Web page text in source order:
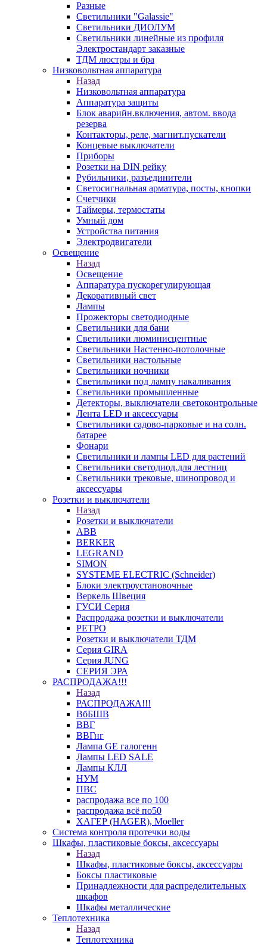
Разные
Светильники "Galassie"
Светильники ДИОЛУМ
Светильники линейные из профиля
Электростандарт заказные
ТДМ люстры и бра
Низковольтная аппаратура
Назад
Низковольтная аппаратура
Аппаратура защиты
Блок аварийн.включения, автом. ввода
резерва
Контакторы, реле, магнит.пускатели
Концевые выключатели
Приборы
Розетки на DIN рейку
Рубильники, разъединители
Светосигнальная арматура, посты, кнопки
Счетчики
Таймеры, термостаты
Умный дом
Устройства питания
Электродвигатели
Освещение
Назад
Освещение
Аппаратура пускорегулирующая
Декоративный свет
Лампы
Прожекторы светодиодные
Светильники для бани
Светильники люминисцентные
Светильники Настенно-потолочные
Светильники настольные
Светильники ночники
Светильники под лампу накаливания
Светильники промышленные
Детекторы, выключатели светоконтрольные
Лента LED и аксессуары
Светильники садово-парковые и на солн.
батарее
Фонари
Светильники и лампы LED для растений
Светильники светодиод.для лестниц
Светильники трековые, шинопровод и
аксессуары
Розетки и выключатели
Назад
Розетки и выключатели
ABB
BERKER
LEGRAND
SIMON
SYSTEME ELECTRIC (Schneider)
Блоки электроустановочные
Веркель Швеция
ГУСИ Серия
Распродажа розетки и выключатели
РЕТРО
Розетки и выключатели ТДМ
Серия GIRA
Серия JUNG
СЕРИЯ ЭРА
РАСПРОДАЖА!!!
Назад
РАСПРОДАЖА!!!
ВбБШВ
ВВГ
ВВГнг
Лампа GE галогенн
Лампы LED SALE
Лампы КЛЛ
НУМ
ПВС
распродажа все по 100
распродажа всё по50
ХАГЕР (HAGER), Moeller
Система контроля протечки воды
Шкафы, пластиковые боксы, аксессуары
Назад
Шкафы, пластиковые боксы, аксессуары
Боксы пластиковые
Принадлежности для распределительных
шкафов
Шкафы металлические
Теплотехника
Назад
Теплотехника